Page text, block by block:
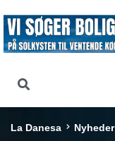
La Danesa Nyheder